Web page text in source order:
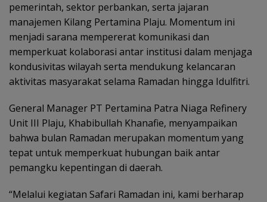
pemerintah, sektor perbankan, serta jajaran
manajemen Kilang Pertamina Plaju. Momentum ini
menjadi sarana mempererat komunikasi dan
memperkuat kolaborasi antar institusi dalam menjaga
kondusivitas wilayah serta mendukung kelancaran
aktivitas masyarakat selama Ramadan hingga Idulfitri.
General Manager PT Pertamina Patra Niaga Refinery
Unit III Plaju, Khabibullah Khanafie, menyampaikan
bahwa bulan Ramadan merupakan momentum yang
tepat untuk memperkuat hubungan baik antar
pemangku kepentingan di daerah.
“Melalui kegiatan Safari Ramadan ini, kami berharap